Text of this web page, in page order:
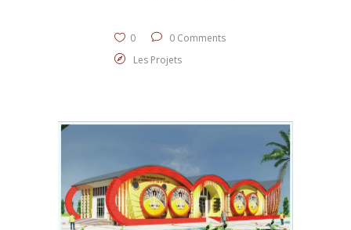
0
0 Comments
Les Projets